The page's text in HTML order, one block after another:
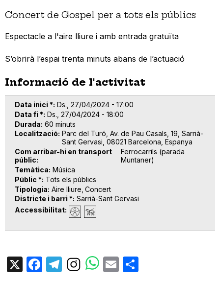
Concert de Gospel per a tots els públics
Espectacle a l'aire lliure i amb entrada gratuïta
S’obrirà l’espai trenta minuts abans de l’actuació
Informació de l'activitat
Data inici * Ds., 27/04/2024 - 17:00
Data fi * Ds., 27/04/2024 - 18:00
Durada 60 minuts
Localització
Parc del Turó, Av. de Pau Casals, 19, Sarrià-
Sant Gervasi, 08021 Barcelona, Espanya
Com arribar-hi en transport
públic
Ferrocarrils (parada
Muntaner)
Temàtica Música
Públic * Tots els públics
Tipologia Aire lliure Concert
Districte i barri * Sarrià-Sant Gervasi
Accessibilitat
X Facebook
TelegramEmail